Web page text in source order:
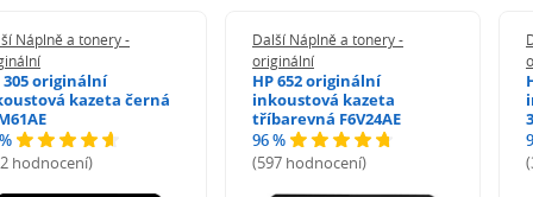
Náplně a tonery -
305 originální
kazeta černá
hodnocení)
Další Náplně a tonery -
originální
HP 652 originální
inkoustová kazeta
tříbarevná F6V24AE
96 %
(597 hodnocení)